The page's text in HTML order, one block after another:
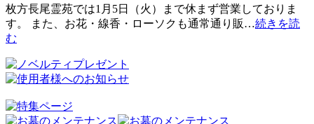
枚方長尾霊苑では1月5日（火）まで休まず営業しておりま
す。 また、お花・線香・ローソクも通常通り販…続きを読
む